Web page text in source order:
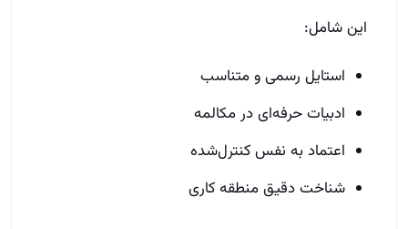
این شامل:
استایل رسمی و متناسب
ادبیات حرفه‌ای در مکالمه
اعتماد به نفس کنترل‌شده
شناخت دقیق منطقه کاری